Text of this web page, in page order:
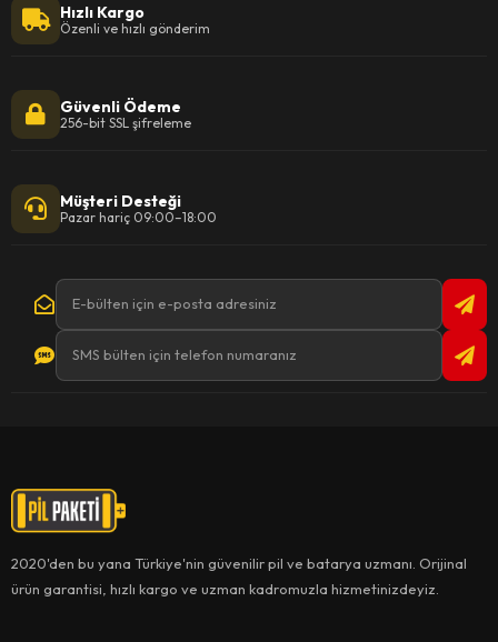
Hızlı Kargo
Özenli ve hızlı gönderim
Güvenli Ödeme
256-bit SSL şifreleme
Müşteri Desteği
Pazar hariç 09:00–18:00
2020'den bu yana Türkiye'nin güvenilir pil ve batarya uzmanı. Orijinal
ürün garantisi, hızlı kargo ve uzman kadromuzla hizmetinizdeyiz.